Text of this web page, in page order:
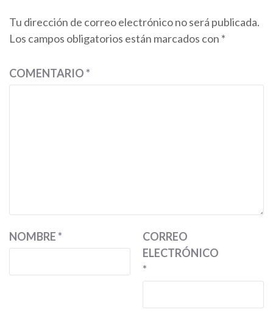
Tu dirección de correo electrónico no será publicada.
Los campos obligatorios están marcados con *
COMENTARIO*
NOMBRE*
CORREO
ELECTRÓNICO
*